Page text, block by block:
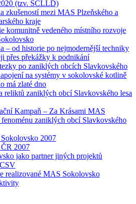
(tzv. SCLLD)
zkušeností mezi MAS Plzeňského a
kraje
komunitně vedeného místního rozvoje
– od historie po nejmodernější techniky
přes překážky k podnikání
po zaniklých obcích Slavkovského
na systémy v sokolovské kotlině
má zlaté dno
reliktů zaniklých obcí Slavkovského lesa
Kampaň – Za Krásami MAS
zaniklých obcí Slavkovského
2007
2007
jako partner jiných projektů
realizované MAS Sokolovsko